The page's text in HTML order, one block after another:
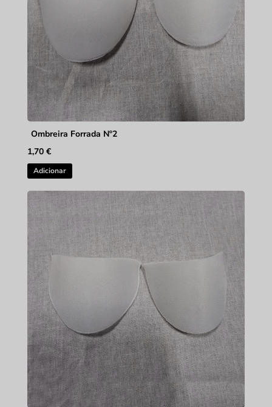
Ombreira Forrada Nº2
1,70 €
Adicionar